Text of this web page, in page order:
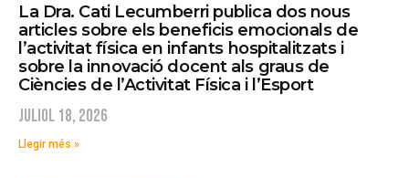
La Dra. Cati Lecumberri publica dos nous
articles sobre els beneficis emocionals de
l’activitat física en infants hospitalitzats i
sobre la innovació docent als graus de
Ciències de l’Activitat Física i l’Esport
juliol 18, 2026
Llegir més »